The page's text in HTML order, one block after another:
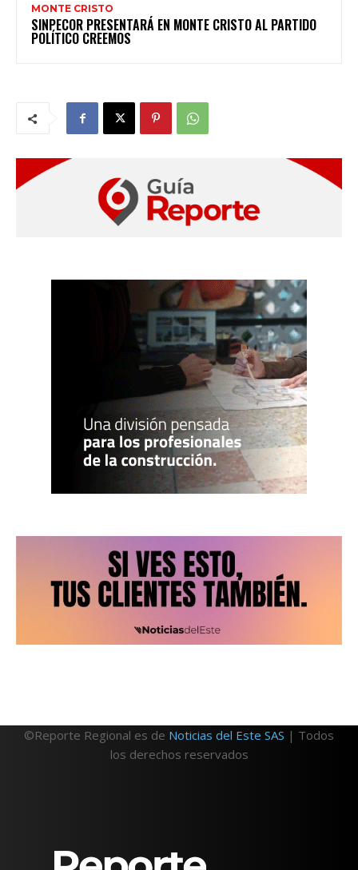
MONTE CRISTO
SINPECOR PRESENTARÁ EN MONTE CRISTO AL PARTIDO
POLÍTICO CREEMOS
©Reporte Regional es de Noticias del Este SAS | Todos
los derechos reservados